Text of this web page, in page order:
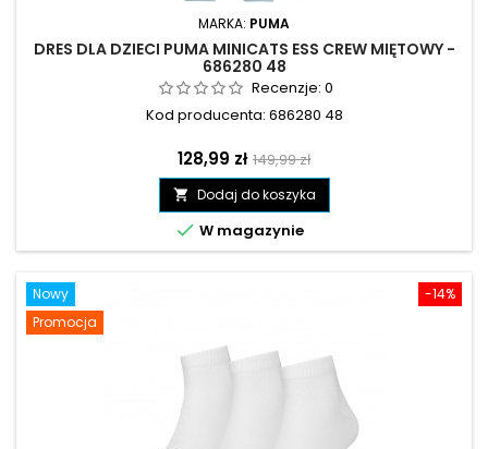
MARKA: PUMA
DRES DLA DZIECI PUMA MINICATS ESS CREW MIĘTOWY -
686280 48
Recenzje: 0
Kod producenta: 686280 48
Cena
128,99 zł Cena
podstawowa
149,99 zł
 Dodaj do koszyka
 W magazynie
-14%
Nowy
Promocja